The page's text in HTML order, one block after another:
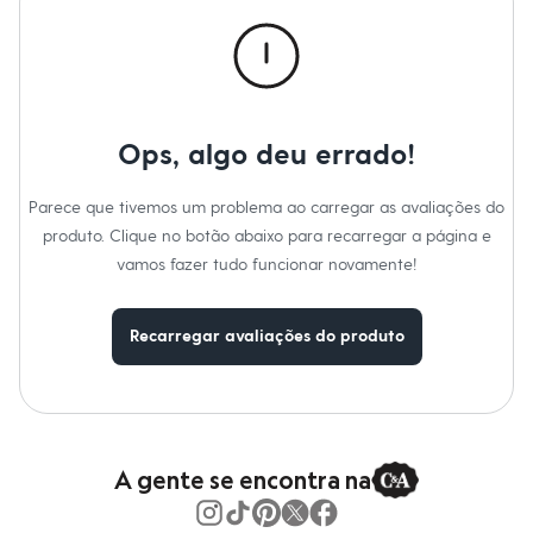
Shorts e Bermudas
Vestidos
Acessórios
Bolsas
Bonés e Chapéus
Botas
Chinelos
Ops, algo deu errado!
Parece que tivemos um problema ao carregar as avaliações do
produto. Clique no botão abaixo para recarregar a página e
vamos fazer tudo funcionar novamente!
Recarregar avaliações do produto
A gente se encontra na